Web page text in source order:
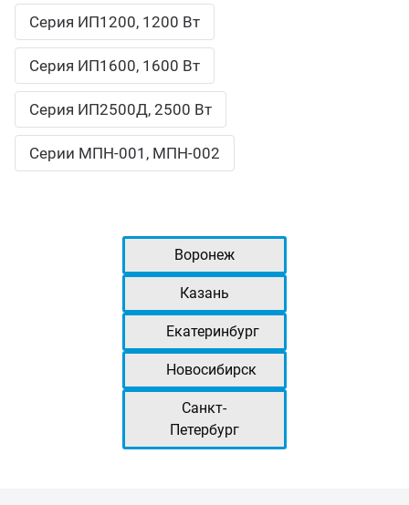
Серия ИП1200, 1200 Вт
Серия ИП1600, 1600 Вт
Серия ИП2500Д, 2500 Вт
Серии МПН-001, МПН-002
Воронеж
Казань
Екатеринбург
Новосибирск
Санкт-
Петербург